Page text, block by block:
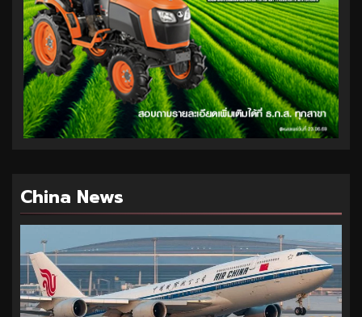
China News